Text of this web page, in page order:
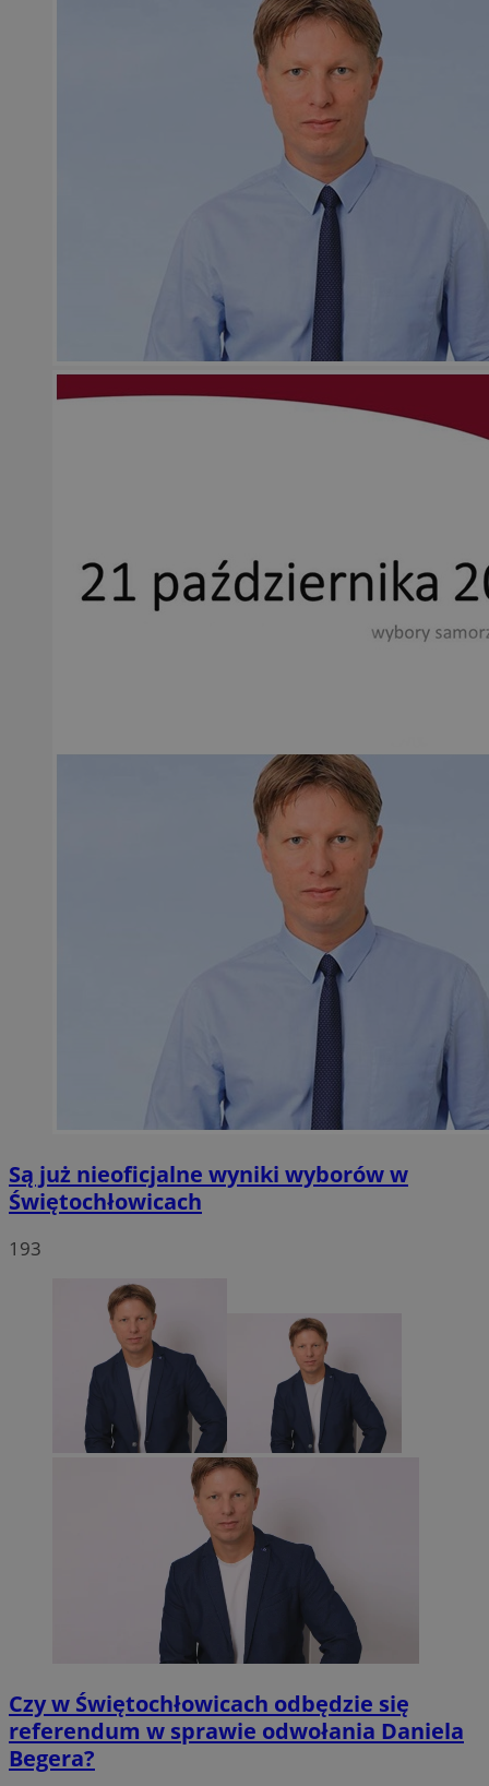
Są już nieoficjalne wyniki wyborów w
Świętochłowicach
193
Czy w Świętochłowicach odbędzie się
referendum w sprawie odwołania Daniela
Begera?